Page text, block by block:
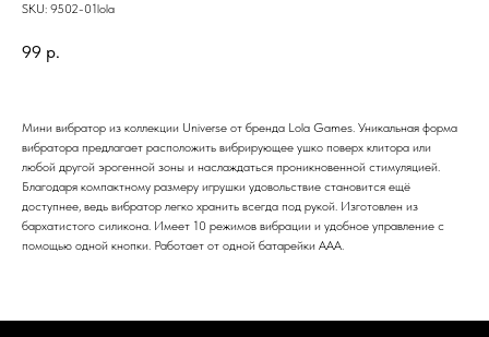
SKU: 9502-01lola
99 р.
Мини вибратор из коллекции Universe от бренда Lola Games. Уникальная форма
вибратора предлагает расположить вибрирующее ушко поверх клитора или
любой другой эрогенной зоны и наслаждаться проникновенной стимуляцией.
Благодаря компактному размеру игрушки удовольствие становится ещё
доступнее, ведь вибратор легко хранить всегда под рукой. Изготовлен из
бархатистого силикона. Имеет 10 режимов вибрации и удобное управление с
помощью одной кнопки. Работает от одной батарейки ААА.